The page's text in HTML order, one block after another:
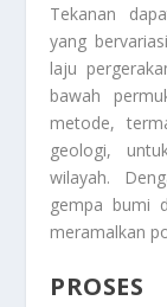
Tekanan
yang
laju
bawah
metode,
geologi,
wilayah.
gempa bumi
meramalkan